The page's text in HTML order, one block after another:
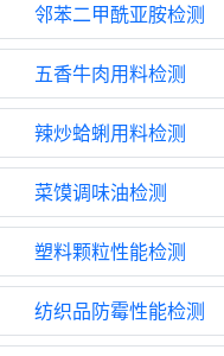
邻苯二甲酰亚胺检测
五香牛肉用料检测
辣炒蛤蜊用料检测
菜馍调味油检测
塑料颗粒性能检测
纺织品防霉性能检测